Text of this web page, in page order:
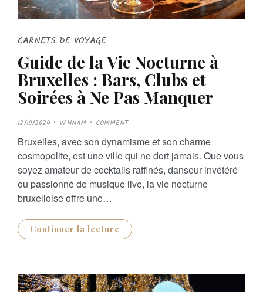
CARNETS DE VOYAGE
Guide de la Vie Nocturne à
Bruxelles : Bars, Clubs et
Soirées à Ne Pas Manquer
P
O
T
E
D
O
N
12/10/2024 VANNAM COMMENT
Bruxelles, avec son dynamisme et son charme
cosmopolite, est une ville qui ne dort jamais. Que vous
soyez amateur de cocktails raffinés, danseur invétéré
ou passionné de musique live, la vie nocturne
bruxelloise offre une…
Continuer la lecture